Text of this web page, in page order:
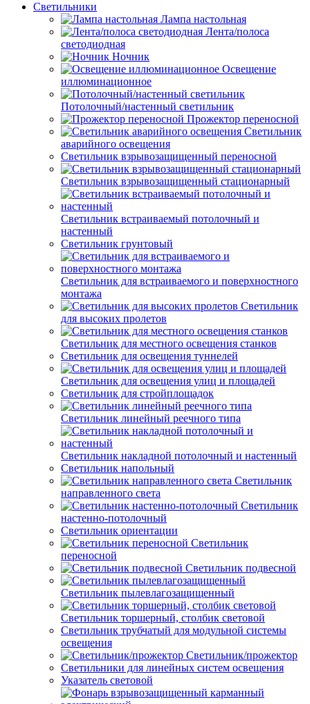
Светильники
Лампа настольная
Лента/полоса
светодиодная
Ночник
Освещение
иллюминационное
Потолочный/настенный светильник
Прожектор переносной
Светильник
аварийного освещения
Светильник взрывозащищенный переносной
Светильник взрывозащищенный стационарный
Светильник встраиваемый потолочный и
настенный
Светильник грунтовый
Светильник для встраиваемого и поверхностного
монтажа
Светильник
для высоких пролетов
Светильник для местного освещения станков
Светильник для освещения туннелей
Светильник для освещения улиц и площадей
Светильник для стройплощадок
Светильник линейный реечного типа
Светильник накладной потолочный и настенный
Светильник напольный
Светильник
направленного света
Светильник
настенно-потолочный
Светильник ориентации
Светильник
переносной
Светильник подвесной
Светильник пылевлагозащищенный
Светильник торшерный, столбик световой
Светильник трубчатый для модульной системы
освещения
Светильник/прожектор
Светильники для линейных систем освещения
Указатель световой